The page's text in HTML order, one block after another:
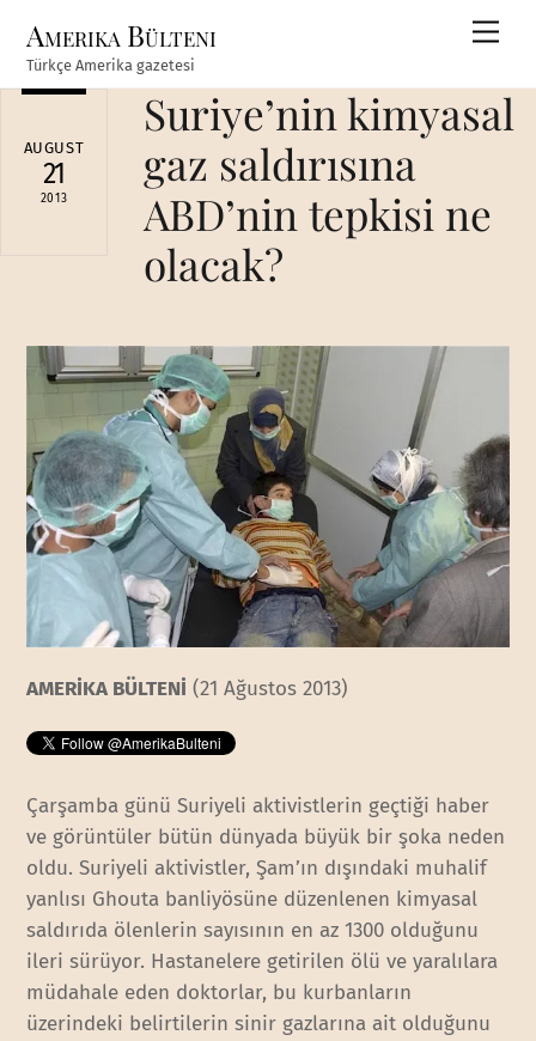
content
Amerika Bülteni
Türkçe Amerika gazetesi
AUGUST
21
2013
Suriye’nin kimyasal
gaz saldırısına
ABD’nin tepkisi ne
olacak?
AMERİKA BÜLTENİ (21 Ağustos 2013)
Çarşamba günü Suriyeli aktivistlerin geçtiği haber
ve görüntüler bütün dünyada büyük bir şoka neden
oldu. Suriyeli aktivistler, Şam’ın dışındaki muhalif
yanlısı Ghouta banliyösüne düzenlenen kimyasal
saldırıda ölenlerin sayısının en az 1300 olduğunu
ileri sürüyor. Hastanelere getirilen ölü ve yaralılara
müdahale eden doktorlar, bu kurbanların
üzerindeki belirtilerin sinir gazlarına ait olduğunu